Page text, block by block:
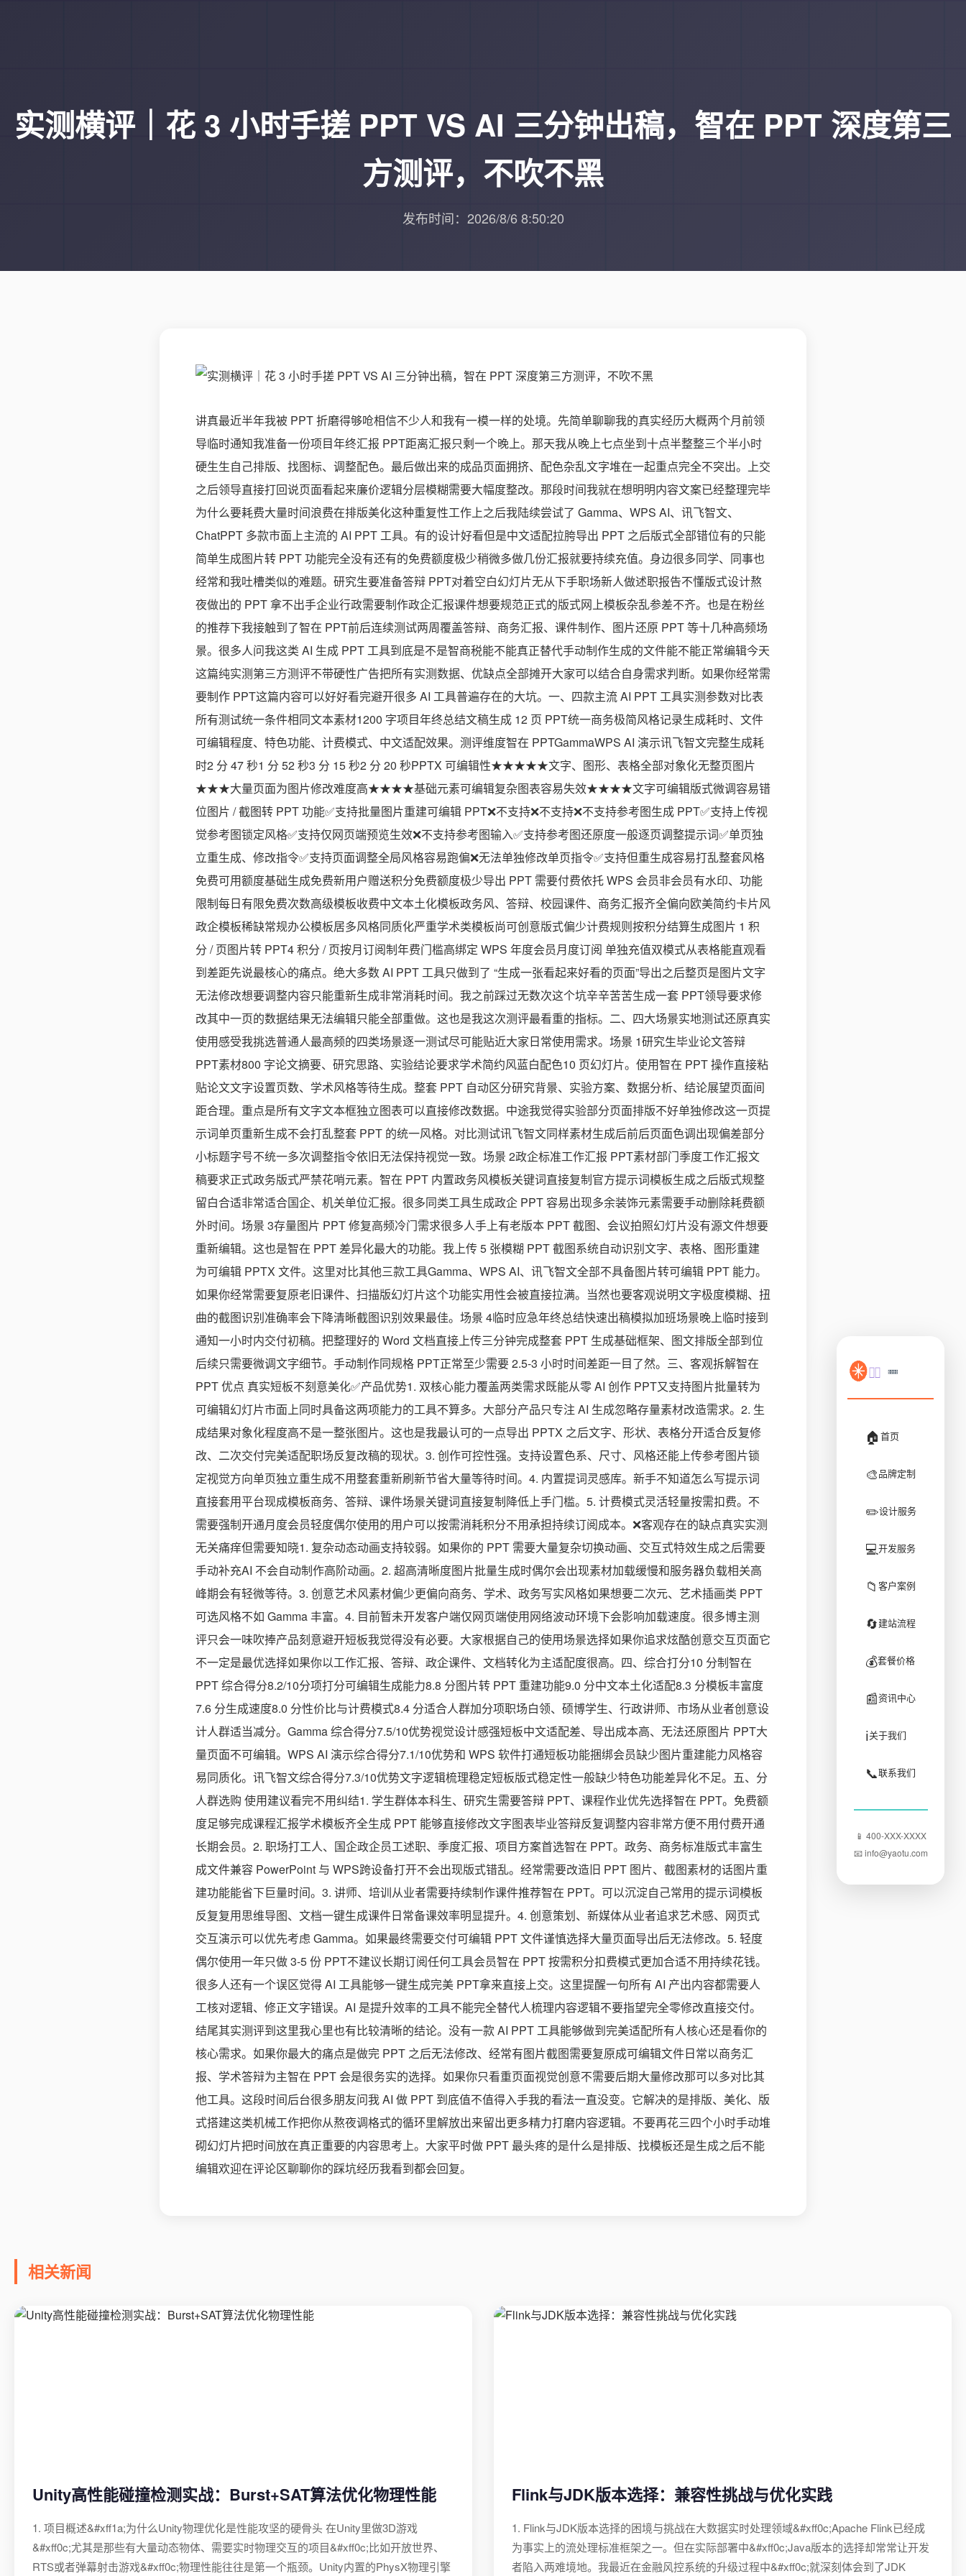
🏠 首页
🎨品牌定制
✏️设计服务
💻开发服务
📁 客户案例
🔄建站流程
💰套餐价格
📰资讯中心
ℹ️关于我们
📞联系我们
📱 400-XXX-XXXX
📧 info@yaotu.com
实测横评｜花 3 小时手搓 PPT VS AI 三分钟出稿，智在 PPT 深度第三
方测评，不吹不黑
发布时间：2026/8/6 8:50:20
讲真最近半年我被 PPT 折磨得够呛相信不少人和我有一模一样的处境。先简单聊聊我的真实经历大概两个月前领
导临时通知我准备一份项目年终汇报 PPT距离汇报只剩一个晚上。那天我从晚上七点坐到十点半整整三个半小时
硬生生自己排版、找图标、调整配色。最后做出来的成品页面拥挤、配色杂乱文字堆在一起重点完全不突出。上交
之后领导直接打回说页面看起来廉价逻辑分层模糊需要大幅度整改。那段时间我就在想明明内容文案已经整理完毕
为什么要耗费大量时间浪费在排版美化这种重复性工作上之后我陆续尝试了 Gamma、WPS AI、讯飞智文、
ChatPPT 多款市面上主流的 AI PPT 工具。有的设计好看但是中文适配拉胯导出 PPT 之后版式全部错位有的只能
简单生成图片转 PPT 功能完全没有还有的免费额度极少稍微多做几份汇报就要持续充值。身边很多同学、同事也
经常和我吐槽类似的难题。研究生要准备答辩 PPT对着空白幻灯片无从下手职场新人做述职报告不懂版式设计熬
夜做出的 PPT 拿不出手企业行政需要制作政企汇报课件想要规范正式的版式网上模板杂乱参差不齐。也是在粉丝
的推荐下我接触到了智在 PPT前后连续测试两周覆盖答辩、商务汇报、课件制作、图片还原 PPT 等十几种高频场
景。很多人问我这类 AI 生成 PPT 工具到底是不是智商税能不能真正替代手动制作生成的文件能不能正常编辑今天
这篇纯实测第三方测评不带硬性广告把所有实测数据、优缺点全部摊开大家可以结合自身需求判断。如果你经常需
要制作 PPT这篇内容可以好好看完避开很多 AI 工具普遍存在的大坑。一、四款主流 AI PPT 工具实测参数对比表
所有测试统一条件相同文本素材1200 字项目年终总结文稿生成 12 页 PPT统一商务极简风格记录生成耗时、文件
可编辑程度、特色功能、计费模式、中文适配效果。测评维度智在 PPTGammaWPS AI 演示讯飞智文完整生成耗
时2 分 47 秒1 分 52 秒3 分 15 秒2 分 20 秒PPTX 可编辑性★★★★★文字、图形、表格全部对象化无整页图片
★★★大量页面为图片修改难度高★★★★基础元素可编辑复杂图表容易失效★★★★文字可编辑版式微调容易错
位图片 / 截图转 PPT 功能✅支持批量图片重建可编辑 PPT❌不支持❌不支持❌不支持参考图生成 PPT✅支持上传视
觉参考图锁定风格✅支持仅网页端预览生效❌不支持参考图输入✅支持参考图还原度一般逐页调整提示词✅单页独
立重生成、修改指令✅支持页面调整全局风格容易跑偏❌无法单独修改单页指令✅支持但重生成容易打乱整套风格
免费可用额度基础生成免费新用户赠送积分免费额度极少导出 PPT 需要付费依托 WPS 会员非会员有水印、功能
限制每日有限免费次数高级模板收费中文本土化模板政务风、答辩、校园课件、商务汇报齐全偏向欧美简约卡片风
政企模板稀缺常规办公模板居多风格同质化严重学术类模板尚可创意版式偏少计费规则按积分结算生成图片 1 积
分 / 页图片转 PPT4 积分 / 页按月订阅制年费门槛高绑定 WPS 年度会员月度订阅 单独充值双模式从表格能直观看
到差距先说最核心的痛点。绝大多数 AI PPT 工具只做到了 “生成一张看起来好看的页面”导出之后整页是图片文字
无法修改想要调整内容只能重新生成非常消耗时间。我之前踩过无数次这个坑辛辛苦苦生成一套 PPT领导要求修
改其中一页的数据结果无法编辑只能全部重做。这也是我这次测评最看重的指标。二、四大场景实地测试还原真实
使用感受我挑选普通人最高频的四类场景逐一测试尽可能贴近大家日常使用需求。场景 1研究生毕业论文答辩
PPT素材800 字论文摘要、研究思路、实验结论要求学术简约风蓝白配色10 页幻灯片。使用智在 PPT 操作直接粘
贴论文文字设置页数、学术风格等待生成。整套 PPT 自动区分研究背景、实验方案、数据分析、结论展望页面间
距合理。重点是所有文字文本框独立图表可以直接修改数据。中途我觉得实验部分页面排版不好单独修改这一页提
示词单页重新生成不会打乱整套 PPT 的统一风格。对比测试讯飞智文同样素材生成后前后页面色调出现偏差部分
小标题字号不统一多次调整指令依旧无法保持视觉一致。场景 2政企标准工作汇报 PPT素材部门季度工作汇报文
稿要求正式政务版式严禁花哨元素。智在 PPT 内置政务风模板关键词直接复制官方提示词模板生成之后版式规整
留白合适非常适合国企、机关单位汇报。很多同类工具生成政企 PPT 容易出现多余装饰元素需要手动删除耗费额
外时间。场景 3存量图片 PPT 修复高频冷门需求很多人手上有老版本 PPT 截图、会议拍照幻灯片没有源文件想要
重新编辑。这也是智在 PPT 差异化最大的功能。我上传 5 张模糊 PPT 截图系统自动识别文字、表格、图形重建
为可编辑 PPTX 文件。这里对比其他三款工具Gamma、WPS AI、讯飞智文全部不具备图片转可编辑 PPT 能力。
如果你经常需要复原老旧课件、扫描版幻灯片这个功能实用性会被直接拉满。当然也要客观说明文字极度模糊、扭
曲的截图识别准确率会下降清晰截图识别效果最佳。场景 4临时应急年终总结快速出稿模拟加班场景晚上临时接到
通知一小时内交付初稿。把整理好的 Word 文档直接上传三分钟完成整套 PPT 生成基础框架、图文排版全部到位
后续只需要微调文字细节。手动制作同规格 PPT正常至少需要 2.5-3 小时时间差距一目了然。三、客观拆解智在
PPT 优点 真实短板不刻意美化✅产品优势1. 双核心能力覆盖两类需求既能从零 AI 创作 PPT又支持图片批量转为
可编辑幻灯片市面上同时具备这两项能力的工具不算多。大部分产品只专注 AI 生成忽略存量素材改造需求。2. 生
成结果对象化程度高不是一整张图片。这也是我最认可的一点导出 PPTX 之后文字、形状、表格分开适合反复修
改、二次交付完美适配职场反复改稿的现状。3. 创作可控性强。支持设置色系、尺寸、风格还能上传参考图片锁
定视觉方向单页独立重生成不用整套重新刷新节省大量等待时间。4. 内置提词灵感库。新手不知道怎么写提示词
直接套用平台现成模板商务、答辩、课件场景关键词直接复制降低上手门槛。5. 计费模式灵活轻量按需扣费。不
需要强制开通月度会员轻度偶尔使用的用户可以按需消耗积分不用承担持续订阅成本。❌客观存在的缺点真实实测
无关痛痒但需要知晓1. 复杂动态动画支持较弱。如果你的 PPT 需要大量复杂切换动画、交互式特效生成之后需要
手动补充AI 不会自动制作高阶动画。2. 超高清晰度图片批量生成时偶尔会出现素材加载缓慢和服务器负载相关高
峰期会有轻微等待。3. 创意艺术风素材偏少更偏向商务、学术、政务写实风格如果想要二次元、艺术插画类 PPT
可选风格不如 Gamma 丰富。4. 目前暂未开发客户端仅网页端使用网络波动环境下会影响加载速度。很多博主测
评只会一味吹捧产品刻意避开短板我觉得没有必要。大家根据自己的使用场景选择如果你追求炫酷创意交互页面它
不一定是最优选择如果你以工作汇报、答辩、政企课件、文档转化为主适配度很高。四、综合打分10 分制智在
PPT 综合得分8.2/10分项打分可编辑生成能力8.8 分图片转 PPT 重建功能9.0 分中文本土化适配8.3 分模板丰富度
7.6 分生成速度8.0 分性价比与计费模式8.4 分适合人群加分项职场白领、硕博学生、行政讲师、市场从业者创意设
计人群适当减分。Gamma 综合得分7.5/10优势视觉设计感强短板中文适配差、导出成本高、无法还原图片 PPT大
量页面不可编辑。WPS AI 演示综合得分7.1/10优势和 WPS 软件打通短板功能捆绑会员缺少图片重建能力风格容
易同质化。讯飞智文综合得分7.3/10优势文字逻辑梳理稳定短板版式稳定性一般缺少特色功能差异化不足。五、分
人群选购 使用建议看完不用纠结1. 学生群体本科生、研究生需要答辩 PPT、课程作业优先选择智在 PPT。免费额
度足够完成课程汇报学术模板齐全生成 PPT 能够直接修改文字图表毕业答辩反复调整内容非常方便不用付费开通
长期会员。2. 职场打工人、国企政企员工述职、季度汇报、项目方案首选智在 PPT。政务、商务标准版式丰富生
成文件兼容 PowerPoint 与 WPS跨设备打开不会出现版式错乱。经常需要改造旧 PPT 图片、截图素材的话图片重
建功能能省下巨量时间。3. 讲师、培训从业者需要持续制作课件推荐智在 PPT。可以沉淀自己常用的提示词模板
反复复用思维导图、文档一键生成课件日常备课效率明显提升。4. 创意策划、新媒体从业者追求艺术感、网页式
交互演示可以优先考虑 Gamma。如果最终需要交付可编辑 PPT 文件谨慎选择大量页面导出后无法修改。5. 轻度
偶尔使用一年只做 3-5 份 PPT不建议长期订阅任何工具会员智在 PPT 按需积分扣费模式更加合适不用持续花钱。
很多人还有一个误区觉得 AI 工具能够一键生成完美 PPT拿来直接上交。这里提醒一句所有 AI 产出内容都需要人
工核对逻辑、修正文字错误。AI 是提升效率的工具不能完全替代人梳理内容逻辑不要指望完全零修改直接交付。
结尾其实测评到这里我心里也有比较清晰的结论。没有一款 AI PPT 工具能够做到完美适配所有人核心还是看你的
核心需求。如果你最大的痛点是做完 PPT 之后无法修改、经常有图片截图需要复原成可编辑文件日常以商务汇
报、学术答辩为主智在 PPT 会是很务实的选择。如果你只看重页面视觉创意不需要后期大量修改那可以多对比其
他工具。这段时间后台很多朋友问我 AI 做 PPT 到底值不值得入手我的看法一直没变。它解决的是排版、美化、版
式搭建这类机械工作把你从熬夜调格式的循环里解放出来留出更多精力打磨内容逻辑。不要再花三四个小时手动堆
砌幻灯片把时间放在真正重要的内容思考上。大家平时做 PPT 最头疼的是什么是排版、找模板还是生成之后不能
编辑欢迎在评论区聊聊你的踩坑经历我看到都会回复。
相关新闻
Unity高性能碰撞检测实战：Burst+SAT算法优化物理性能
1. 项目概述&#xff1a;为什么Unity物理优化是性能攻坚的硬骨头 在Unity里做3D游戏
&#xff0c;尤其是那些有大量动态物体、需要实时物理交互的项目&#xff0c;比如开放世界、
RTS或者弹幕射击游戏&#xff0c;物理性能往往是第一个瓶颈。Unity内置的PhysX物理引擎
Flink与JDK版本选择：兼容性挑战与优化实践
1. Flink与JDK版本选择的困境与挑战在大数据实时处理领域&#xff0c;Apache Flink已经成
为事实上的流处理标准框架之一。但在实际部署中&#xff0c;Java版本的选择却常常让开发
者陷入两难境地。我最近在金融风控系统的升级过程中&#xff0c;就深刻体会到了JDK